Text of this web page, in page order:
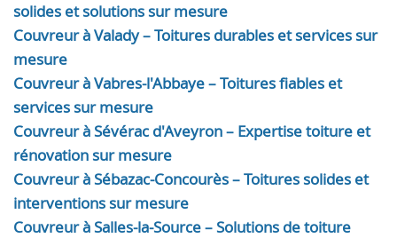
solides et solutions sur mesure
Couvreur à Valady – Toitures durables et services sur
mesure
Couvreur à Vabres-l'Abbaye – Toitures fiables et
services sur mesure
Couvreur à Sévérac d'Aveyron – Expertise toiture et
rénovation sur mesure
Couvreur à Sébazac-Concourès – Toitures solides et
interventions sur mesure
Couvreur à Salles-la-Source – Solutions de toiture